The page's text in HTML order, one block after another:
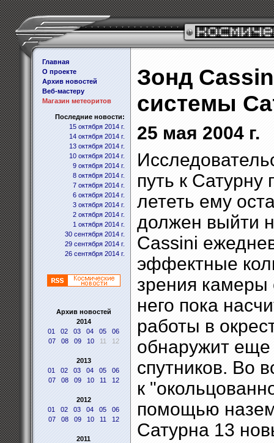
Главная
О проекте
Архив новостей
Веб-мастеру
Магазин метеоритов
Последние новости:
15 октября 2014 г.
14 октября 2014 г.
13 октября 2014 г.
10 октября 2014 г.
9 октября 2014 г.
8 октября 2014 г.
7 октября 2014 г.
6 октября 2014 г.
3 октября 2014 г.
2 октября 2014 г.
1 октября 2014 г.
30 сентября 2014 г.
29 сентября 2014 г.
26 сентября 2014 г.
Архив новостей
2014
01
02 03 04 05
06
07
08 09 10 11 12
2013
01
02 03 04 05
06
07
08 09 10 11 12
2012
01
02 03 04 05
06
07
08 09 10 11 12
2011
Зонд
системы
25 мая 2004 г.
путь к
лететь ему
должен выйти
Cassini
эффектные
зрения камеры
него пока
работы в
обнаружит еще
спутников. Во
к
помощью
Сатурна 13